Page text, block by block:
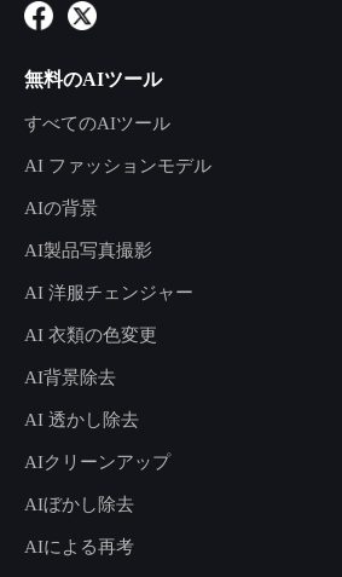
無料のAIツール
すべてのAIツール
AI ファッションモデル
AIの背景
AI製品写真撮影
AI 洋服チェンジャー
AI 衣類の色変更
AI背景除去
AI 透かし除去
AIクリーンアップ
AIぼかし除去
AIによる再考